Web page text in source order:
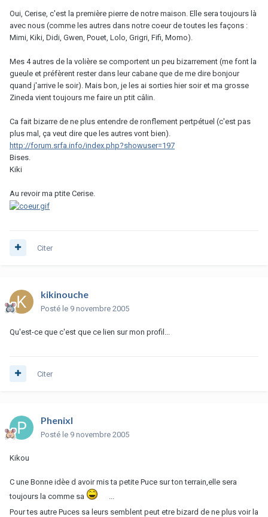
Oui, Cerise, c'est la première pierre de notre maison. Elle sera toujours là
avec nous (comme les autres dans notre coeur de toutes les façons :
Mimi, Kiki, Didi, Gwen, Pouet, Lolo, Grigri, Fifi, Momo).
Mes 4 autres de la volière se comportent un peu bizarrement (me font la
gueule et préfèrent rester dans leur cabane que de me dire bonjour
quand j'arrive le soir). Mais bon, je les ai sorties hier soir et ma grosse
Zineda vient toujours me faire un ptit câlin.
Ca fait bizarre de ne plus entendre de ronflement pertpétuel (c'est pas
plus mal, ça veut dire que les autres vont bien).
http://forum.srfa.info/index.php?showuser=197
Bises.
Kiki
Au revoir ma ptite Cerise.
Citer
kikinouche
Posté le 9 novembre 2005
Qu'est-ce que c'est que ce lien sur mon profil...
Citer
Phenixl
Posté le 9 novembre 2005
Kikou
C une Bonne idèe d avoir mis ta petite Puce sur ton terrain,elle sera
toujours la comme sa
...
Pour tes autre Puces sa leurs semblent peut etre bizard de ne plus voir la